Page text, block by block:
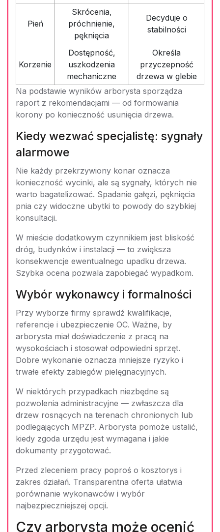
Pień
Skrócenia,
próchnienie,
pęknięcia
Decyduje o
stabilności
Korzenie
Dostępność,
uszkodzenia
mechaniczne
Określa
przyczepność
drzewa w glebie
Na podstawie wyników arborysta sporządza
raport z rekomendacjami — od formowania
korony po konieczność usunięcia drzewa.
Kiedy wezwać specjalistę: sygnały
alarmowe
Nie każdy przekrzywiony konar oznacza
konieczność wycinki, ale są sygnały, których nie
warto bagatelizować. Spadanie gałęzi, pęknięcia
pnia czy widoczne ubytki to powody do szybkiej
konsultacji.
W mieście dodatkowym czynnikiem jest bliskość
dróg, budynków i instalacji — to zwiększa
konsekwencje ewentualnego upadku drzewa.
Szybka ocena pozwala zapobiegać wypadkom.
Wybór wykonawcy i formalności
Przy wyborze firmy sprawdź kwalifikacje,
referencje i ubezpieczenie OC. Ważne, by
arborysta miał doświadczenie z pracą na
wysokościach i stosował odpowiedni sprzęt.
Dobre wykonanie oznacza mniejsze ryzyko i
trwałe efekty zabiegów pielęgnacyjnych.
W niektórych przypadkach niezbędne są
pozwolenia administracyjne — zwłaszcza dla
drzew rosnących na terenach chronionych lub
podlegających MPZP. Arborysta pomoże ustalić,
kiedy zgoda urzędu jest wymagana i jakie
dokumenty przygotować.
Przed zleceniem pracy poproś o kosztorys i
zakres działań. Transparentna oferta ułatwia
porównanie wykonawców i wybór
najbezpieczniejszej opcji.
Czy arborysta może ocenić